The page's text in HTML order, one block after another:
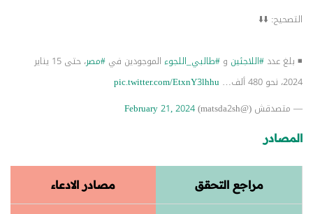
التصحيح: ⬇️⬇️
◾ بلغ عدد #اللاجئين و #طالبي_اللجوء الموجودين في #مصر
، حتى 15 يناير
2024، نحو 480 ألف…
pic.twitter.com/EtxnY3lhhu
— متصدقش (@matsda2sh)
February 21, 2024
المصادر
مراجع التحقق مصادر الادعاء